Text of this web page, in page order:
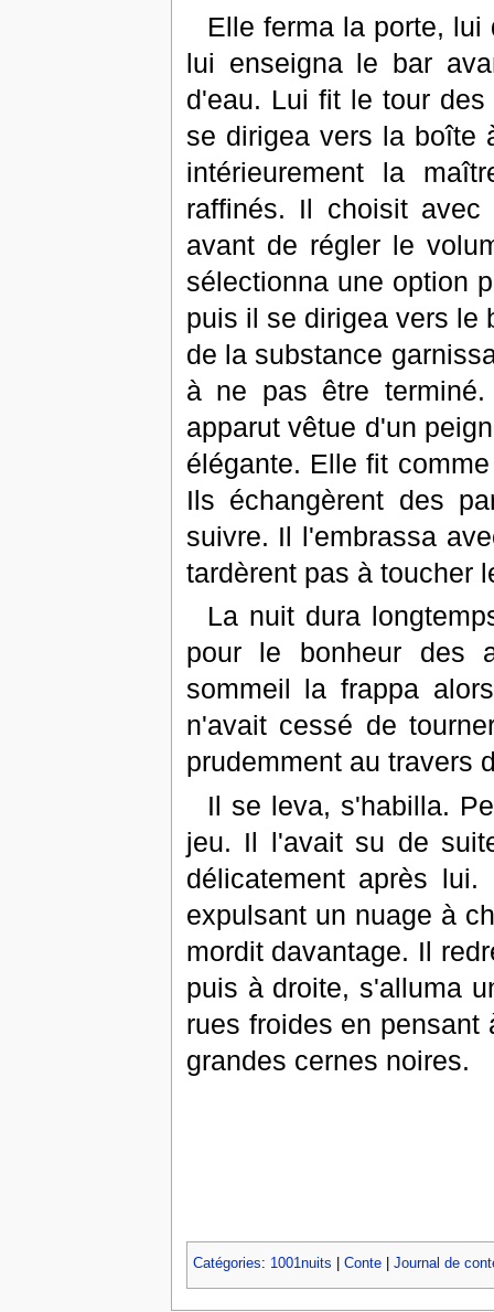
Elle ferma la porte,
lui enseigna le bar
d'eau. Lui fit le tour
se dirigea vers la boîte
intérieurement la
raffinés. Il choisit
avant de régler le
sélectionna une option
puis il se dirigea vers le
de la substance
à ne pas être
apparut vêtue d'un
élégante. Elle fit
Ils échangèrent des
suivre. Il l'embrassa
tardèrent pas à toucher
La nuit dura
pour le bonheur des
sommeil la frappa
n'avait cessé de
prudemment au travers
Il se leva, s'habilla.
jeu. Il l'avait su de
délicatement après
expulsant un nuage à
mordit davantage. Il
puis à droite, s'alluma
rues froides en
grandes cernes noires.
Catégories: 1001nuits Conte| Journal de